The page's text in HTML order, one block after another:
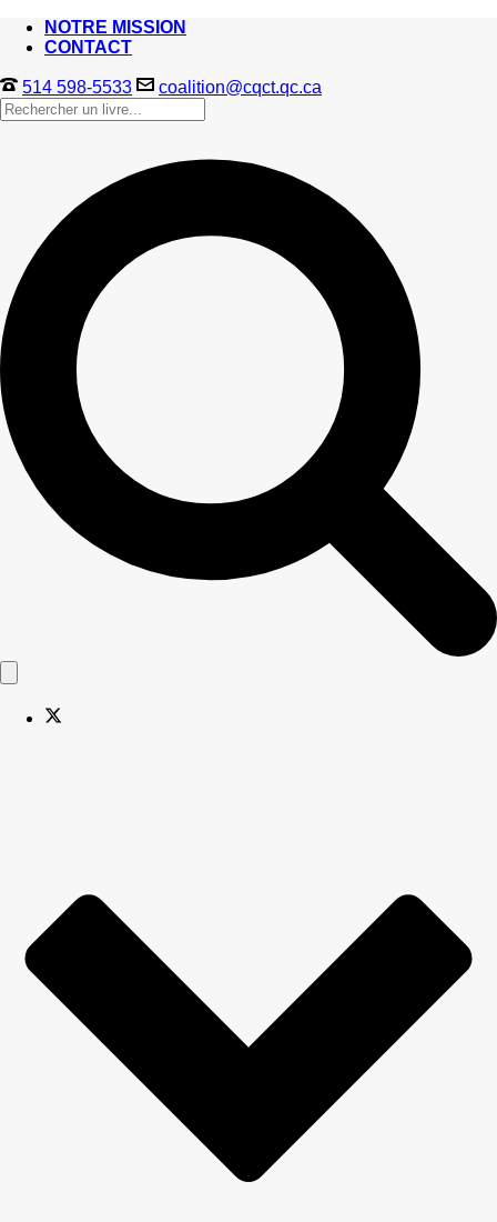
NOTRE MISSION
CONTACT
514 598-5533 coalition@cqct.qc.ca